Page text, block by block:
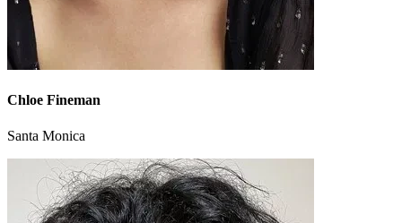
Chloe Fineman
Santa Monica